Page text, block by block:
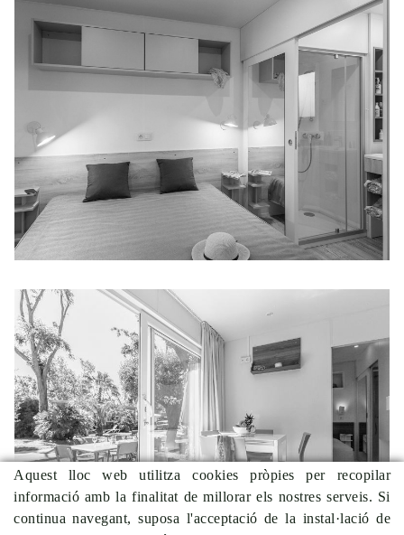
SIRÈNE COTTAGE_2
Aquest lloc web utilitza cookies pròpies per recopilar
informació amb la finalitat de millorar els nostres serveis. Si
continua navegant, suposa l'acceptació de la instal·lació de